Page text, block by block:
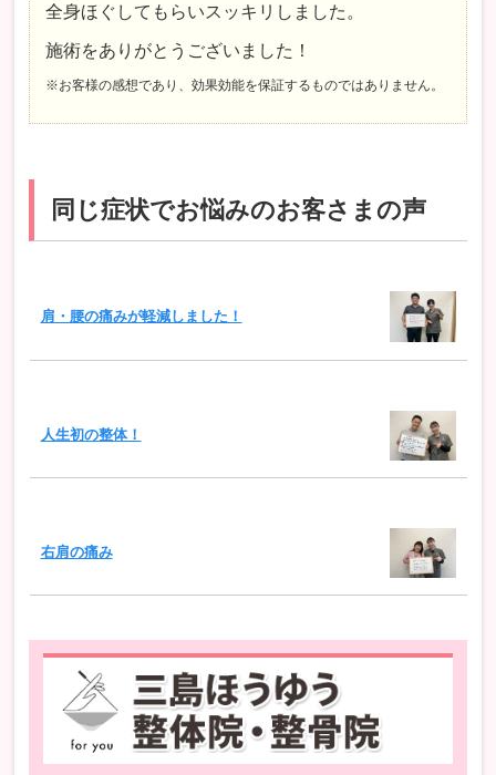
全身ほぐしてもらいスッキリしました。
施術をありがとうございました！
※お客様の感想であり、効果効能を保証するものではありません。
同じ症状でお悩みのお客さまの声
肩・腰の痛みが軽減しました！
人生初の整体！
右肩の痛み